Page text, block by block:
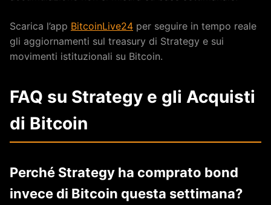
Scarica l’app BitcoinLive24 per seguire in tempo reale
gli aggiornamenti sul treasury di Strategy e sui
movimenti istituzionali su Bitcoin.
FAQ su Strategy e gli Acquisti
di Bitcoin
Perché Strategy ha comprato bond
invece di Bitcoin questa settimana?